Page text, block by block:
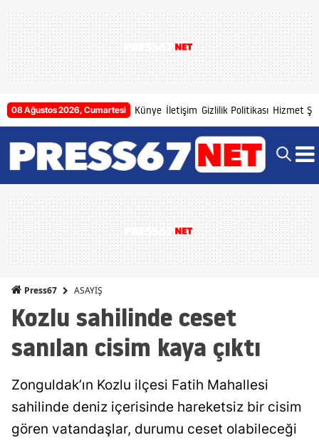
08 Ağustos 2026, Cumartesi Künye İletişim Gizlilik Politikası Hizmet
Press67 ASAYİŞ
Kozlu sahilinde ceset
sanılan cisim kaya çıktı
Zonguldak’ın Kozlu ilçesi Fatih Mahallesi
sahilinde deniz içerisinde hareketsiz bir cisim
gören vatandaşlar, durumu ceset olabileceği